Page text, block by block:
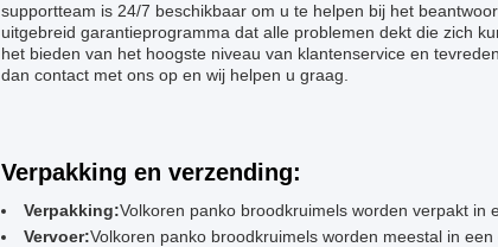
supportteam is 24/7 beschikbaar om u te helpen bij het
uitgebreid garantieprogramma dat alle problemen dekt die zich
het bieden van het hoogste niveau van klantenservice en
dan contact met ons op en wij helpen u graag.
Verpakking en verzending:
Verpakking:Volkoren panko broodkruimels worden verpakt in
Vervoer:Volkoren panko broodkruimels worden meestal in